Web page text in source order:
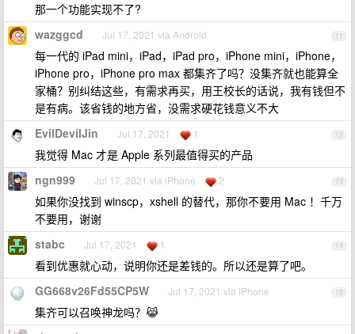
那一个功能实现不了?
11
wazggcd Jul 17, 2021 via Android
每一代的 iPad mini，iPad，iPad pro，iPhone mini，iPhone，
iPhone pro，iPhone pro max 都集齐了吗？没集齐就也能算全
家桶？别纠结这些，有需求再买，用王校长的话说，我有钱但不
是有病。该省钱的地方省，没需求硬花钱意义不大
12
EvilDevilJin Jul 17, 2021 1
我觉得 Mac 才是 Apple 系列最值得买的产品
13
ngn999 Jul 17, 2021 via iPhone 2
如果你没找到 winscp，xshell 的替代，那你不要用 Mac ！千万
不要用，谢谢
14
stabc Jul 17, 2021 1
看到优惠就心动，说明你还是差钱的。所以还是算了吧。
15
GG668v26Fd55CP5W Jul 17, 2021 via iPhone
集齐可以召唤神龙吗？😹